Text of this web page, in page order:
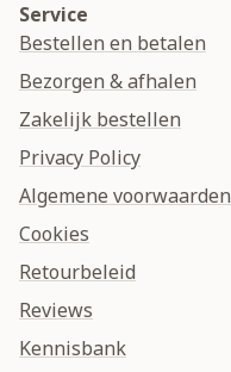
Service
Bestellen en betalen
Bezorgen & afhalen
Zakelijk bestellen
Privacy Policy
Algemene voorwaarden
Cookies
Retourbeleid
Reviews
Kennisbank